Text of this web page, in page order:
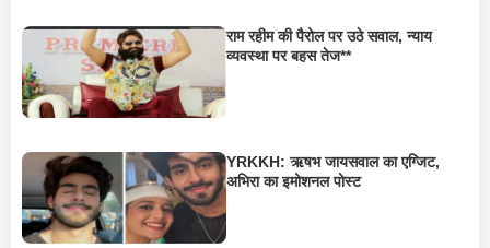
राम रहीम की पैरोल पर उठे सवाल, न्याय
व्यवस्था पर बहस तेज**
YRKKH: ऋषभ जायसवाल का एग्जिट,
अभिरा का इमोशनल पोस्ट